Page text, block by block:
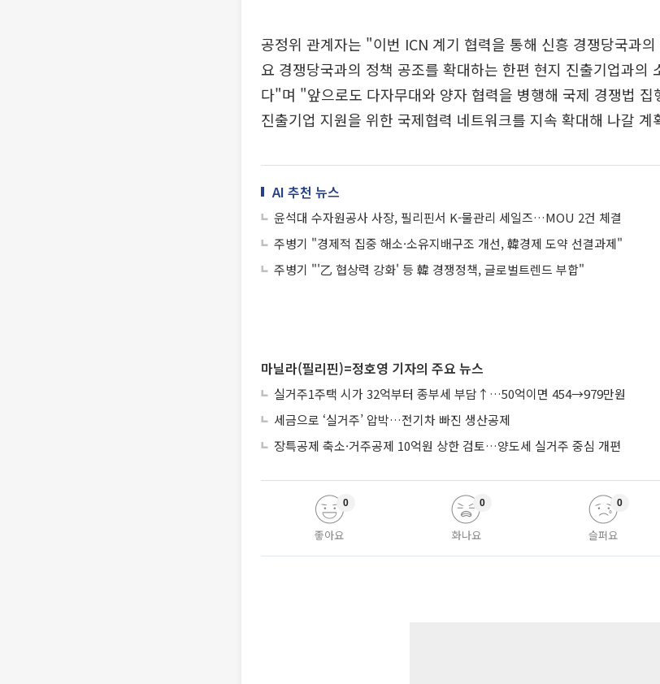
공정위 관계자는 "이번 ICN 계기 협력을 통해 신흥 경쟁당국과
요 경쟁당국과의 정책 공조를 확대하는 한편 현지 진출기업과의
다"며 "앞으로도 다자무대와 양자 협력을 병행해 국제 경쟁법 집
진출기업 지원을 위한 국제협력 네트워크를 지속 확대해 나갈
AI 추천 뉴스
윤석대 수자원공사 사장, 필리핀서 K-물관리 세일즈…MOU 2건 체결
주병기 "경제적 집중 해소·소유지배구조 개선, 韓경제 도약 선결과제"
주병기 "'乙 협상력 강화' 등 韓 경쟁정책, 글로벌트렌드 부합"
마닐라(필리핀)=정호영 기자의 주요 뉴스
실거주1주택 시가 32억부터 종부세 부담↑…50억이면 454→979만원
세금으로 ‘실거주’ 압박…전기차 빠진 생산공제
장특공제 축소·거주공제 10억원 상한 검토…양도세 실거주 중심 개편
좋아요
0
화나요
0
슬퍼요
0